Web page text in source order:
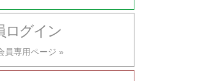
ログイン
員専用ページ »